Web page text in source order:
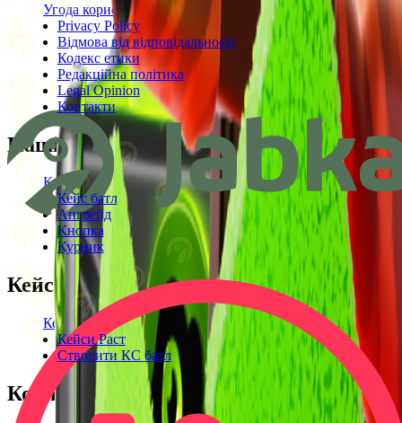
Угода користувача
Privacy Policy
Відмова від відповідальності
Кодекс етики
Редакційна політика
Legal Opinion
Контакти
Наші режими
Кейси
Кейс батл
Апгрейд
Кнопка
Курник
Кейси
Кейси КС2
Кейси Раст
Створити КС батл
Корисне